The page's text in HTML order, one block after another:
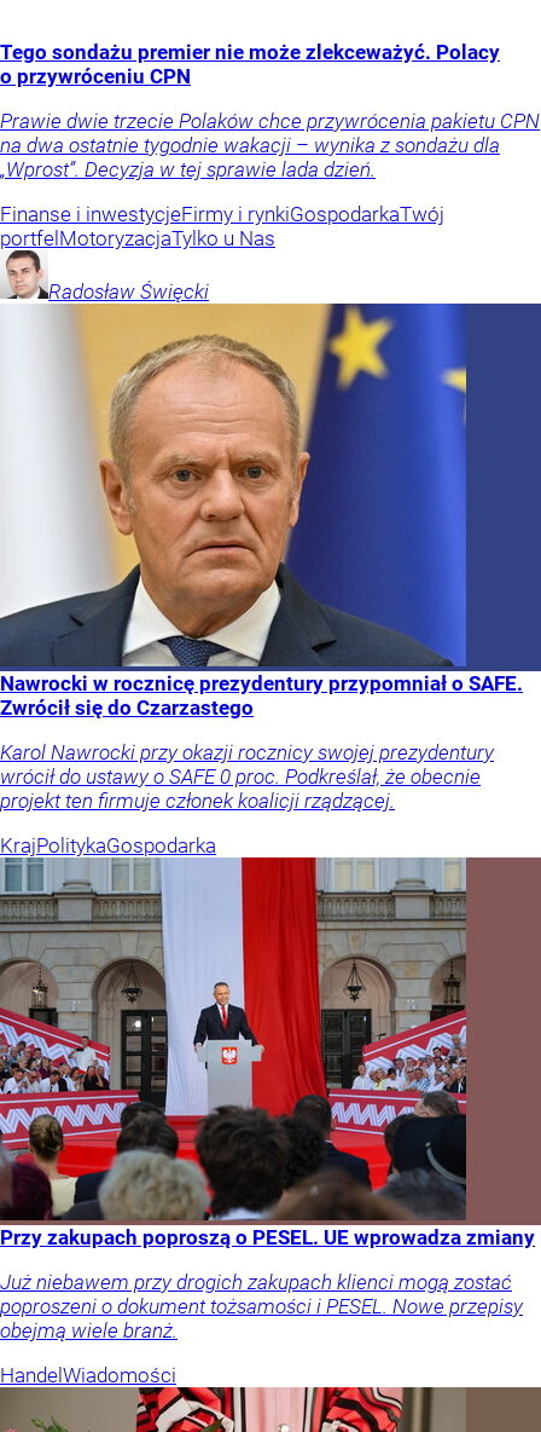
Tego sondażu premier nie może zlekceważyć. Polacy
o przywróceniu CPN
Prawie dwie trzecie Polaków chce przywrócenia pakietu CPN
na dwa ostatnie tygodnie wakacji – wynika z sondażu dla
„Wprost”. Decyzja w tej sprawie lada dzień.
Finanse i inwestycjeFirmy i rynkiGospodarkaTwój
portfel MotoryzacjaTylko u Nas
Radosław Święcki
Nawrocki w rocznicę prezydentury przypomniał o SAFE.
Zwrócił się do Czarzastego
Karol Nawrocki przy okazji rocznicy swojej prezydentury
wrócił do ustawy o SAFE 0 proc. Podkreślał, że obecnie
projekt ten firmuje członek koalicji rządzącej.
KrajPolitykaGospodarka
Przy zakupach poproszą o PESEL. UE wprowadza zmiany
Już niebawem przy drogich zakupach klienci mogą zostać
poproszeni o dokument tożsamości i PESEL. Nowe przepisy
obejmą wiele branż.
Handel Wiadomości